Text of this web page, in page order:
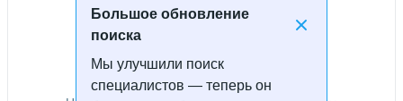
Большое обновление
поиска
Мы улучшили поиск
специалистов — теперь он
Специалисты не найдены